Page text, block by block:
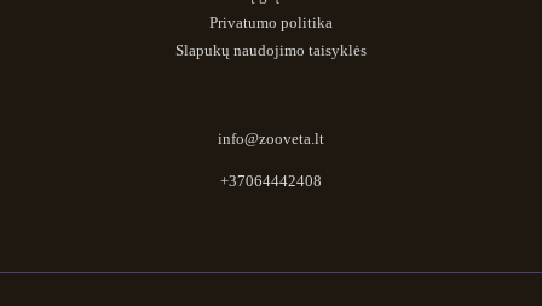
Privatumo politika
Slapukų naudojimo taisyklės
info@zooveta.lt
+37064442408